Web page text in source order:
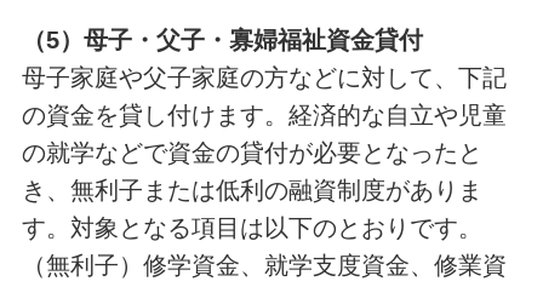
（5）母子・父子・寡婦福祉資金貸付
母子家庭や父子家庭の方などに対して、下記
の資金を貸し付けます。経済的な自立や児童
の就学などで資金の貸付が必要となったと
き、無利子または低利の融資制度がありま
す。対象となる項目は以下のとおりです。
（無利子）修学資金、就学支度資金、修業資